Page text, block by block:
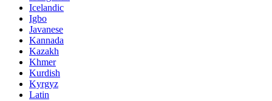
Icelandic
Igbo
Javanese
Kannada
Kazakh
Khmer
Kurdish
Kyrgyz
Latin